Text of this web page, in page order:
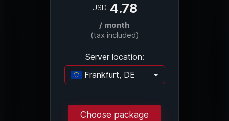
USD 4.78
/ month
(tax included)
Server location:
Frankfurt, DE
Loading...
Choose package